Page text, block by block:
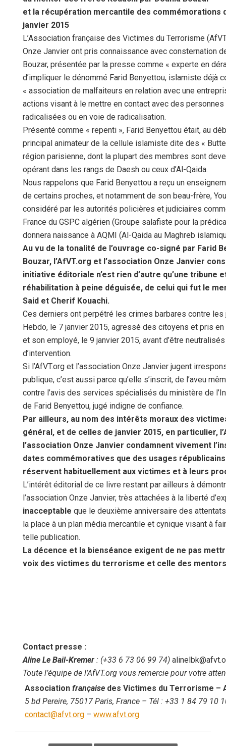
et la récupération mercantile des commémorations
janvier 2015
L’Association française des Victimes du Terrorisme
Onze Janvier ont pris connaissance avec consternation
Bouzar, présentée par la presse comme « experte en
d’impliquer le dénommé Farid Benyettou, islamiste déjà
« association de malfaiteurs en relation avec une
actions visant à le mettre en contact avec des
radicalisées ou en voie de radicalisation.
Présenté comme « repenti », Farid Benyettou était, au
principal animateur de la cellule islamiste dite des «
région parisienne, dont la plupart des membres sont
opérant dans les rangs de Daesh ou ceux d’Al-Qaida.
Nous rappelons que Farid Benyettou a reçu un
de certains proches, et notamment de son beau-frère,
considéré par les autorités policières et judiciaires
France du GSPC algérien (Groupe salafiste pour la
donnera naissance à AQMI (Al-Qaida au Maghreb
Au vu de la tonalité de l’ouvrage co-signé par Farid
Bouzar, l’AfVT.org et l’association Onze Janvier
initiative éditoriale n’est rien d’autre qu’une tribune
réhabilitation à peine déguisée, de celui qui fut le
Said et Cherif Kouachi.
Ces derniers ont perpétré les crimes barbares contre les
Hebdo, le 7 janvier 2015, agressé des citoyens et pris
et son employé, le 9 janvier 2015, avant d’être
d’intervention.
Si l’AfVT.org et l’association Onze Janvier jugent
publique, c’est aussi parce qu’elle s’inscrit, de l’aveu
contre l’avis des services spécialisés du ministère de
de Farid Benyettou, jugé indigne de confiance.
Par ailleurs, au nom des intérêts moraux des
général, et de celles de janvier 2015, en particulier,
l’association Onze Janvier condamnent vivement
dates commémoratives que des usages
réservent habituellement aux victimes et à leurs
L’intérêt éditorial de ce livre restant par ailleurs à
l’association Onze Janvier, très attachées à la liberté
inacceptable que le deuxième anniversaire des
la place à un plan média mercantile et cynique visant à
telle publication.
La décence et la bienséance exigent de ne pas
voix des victimes du terrorisme et celle des
Contact presse :
Aline Le Bail-Kremer : (+33 6 73 06 99 74)
Toute l’équipe de l’AfVT.org vous remercie pour votre
Association française des Victimes du Terrorisme –
5 bd Pereire, 75017 Paris, France – Tél : +33 1 84 79 10
contact@afvt.org – www.afvt.org